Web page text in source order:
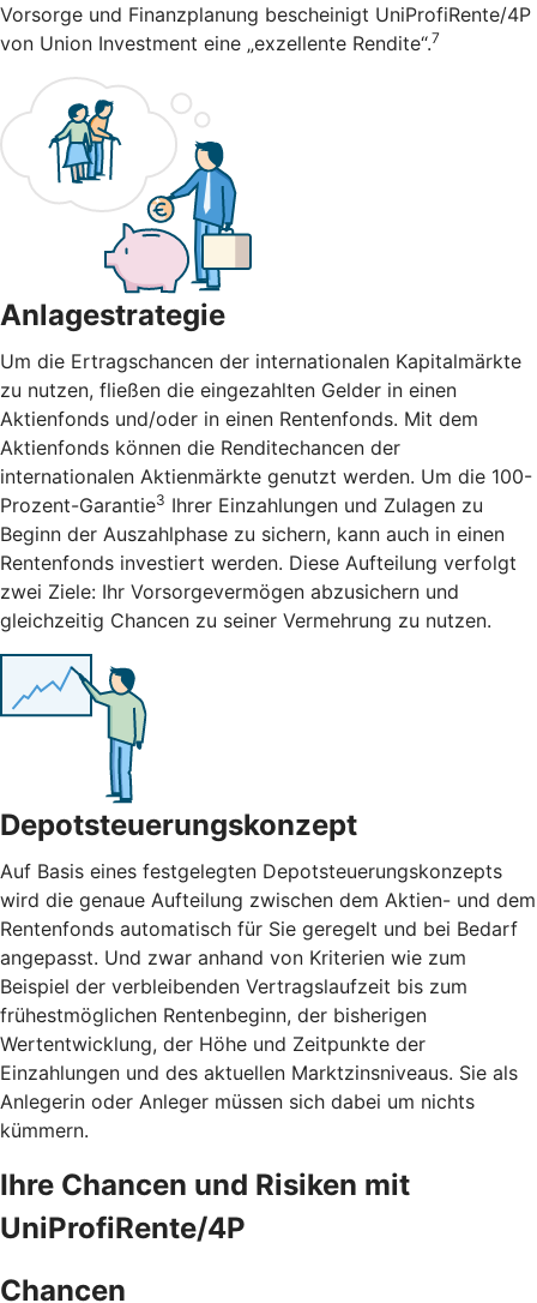
Vorsorge und Finanzplanung bescheinigt UniProfiRente/4P
von Union Investment eine „exzellente Rendite“.7
Anlagestrategie
Um die Ertragschancen der internationalen Kapitalmärkte
zu nutzen, fließen die eingezahlten Gelder in einen
Aktienfonds und/oder in einen Rentenfonds. Mit dem
Aktienfonds können die Renditechancen der
internationalen Aktienmärkte genutzt werden. Um die 100-
Prozent-Garantie3 Ihrer Einzahlungen und Zulagen zu
Beginn der Auszahlphase zu sichern, kann auch in einen
Rentenfonds investiert werden. Diese Aufteilung verfolgt
zwei Ziele: Ihr Vorsorgevermögen abzusichern und
gleichzeitig Chancen zu seiner Vermehrung zu nutzen.
Depotsteuerungskonzept
Auf Basis eines festgelegten Depotsteuerungskonzepts
wird die genaue Aufteilung zwischen dem Aktien- und dem
Rentenfonds automatisch für Sie geregelt und bei Bedarf
angepasst. Und zwar anhand von Kriterien wie zum
Beispiel der verbleibenden Vertragslaufzeit bis zum
frühestmöglichen Rentenbeginn, der bisherigen
Wertentwicklung, der Höhe und Zeitpunkte der
Einzahlungen und des aktuellen Marktzinsniveaus. Sie als
Anlegerin oder Anleger müssen sich dabei um nichts
kümmern.
Ihre Chancen und Risiken mit
UniProfiRente/4P
Chancen